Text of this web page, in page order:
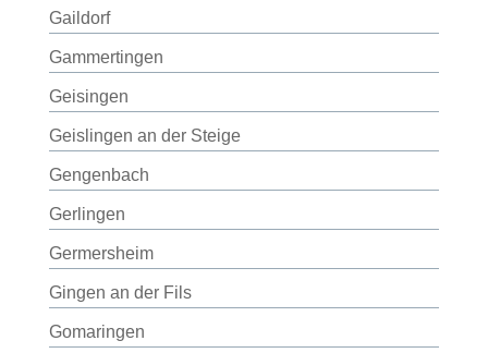
Gaildorf
Gammertingen
Geisingen
Geislingen an der Steige
Gengenbach
Gerlingen
Germersheim
Gingen an der Fils
Gomaringen